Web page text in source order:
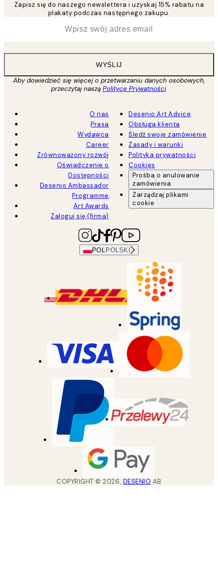
Zapisz się do naszego newslettera i uzyskaj 15% rabatu na
plakaty podczas następnego zakupu.
WYŚLIJ
Aby dowiedzieć się więcej o przetwarzaniu danych osobowych,
przeczytaj naszą Polityce Prywatności.
O nas
Prasa
Wydawca
Career
Zrównoważony rozwój
Oświadczenie o
Dostępności
Desenio Ambassador
Programme
Art Awards
Zaloguj się (firma)
Desenio Art Advice
Obsługa klienta
Śledź swoje zamówienie
Zasady i warunki
Polityka prywatności
Cookies
Prośba o anulowanie
zamówienia
Zarządzaj plikami
cookie
POL POLSKI
COPYRIGHT ©2026, DESENIO AB